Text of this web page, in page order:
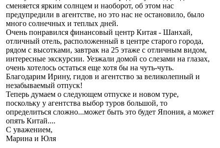
сменяется ярким солнцем и наоборот, об этом нас
предупредили в агентстве, но это нас не остановило, было
много солнечных и теплых дней.
Очень понравился финансовый центр Китая - Шанхай,
отличный отель, расположенный в центре старого города,
рядом с высотками, завтрак на 25 этаже с отличным видом,
интересные экскурсии. Уезжали домой со слезами на глазах,
очень хотелось остаться еще хотя бы на чуть-чуть.
Благодарим Ирину, гидов и агентство за великолепный и
незабываемый отпуск!
Теперь думаем о следующем отпуске и новом туре,
поскольку у агентства выбор туров большой, то
определиться сложно...может быть это будет Япония, а может
опять Китай....
С уважением,
Марина и Юля